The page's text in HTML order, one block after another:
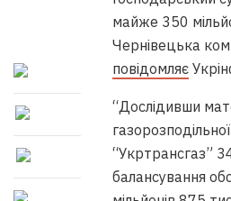
майже 350
Чернівецька
повідомляє
“Дослідивши
“Укртрансгаз”
балансування